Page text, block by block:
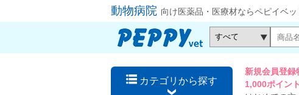
動物病院 向け医薬品・医療材ならペピイベッ
カテゴリから探す
新規会員登録
1,000ポイン